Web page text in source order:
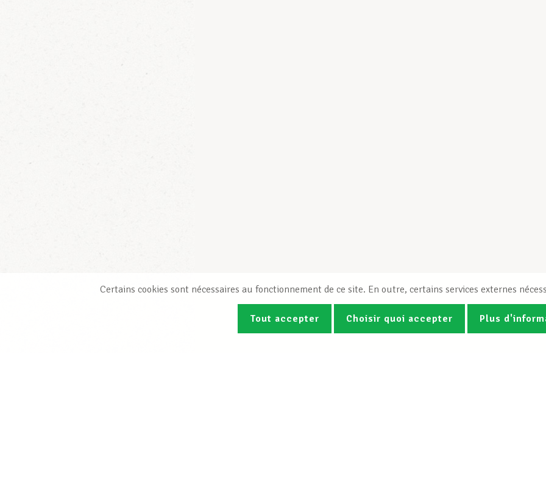
Certains cookies sont nécessaires au fonctionnement de ce site. En outre, certains services externes
Tout accepter Choisir quoi accepter Plus